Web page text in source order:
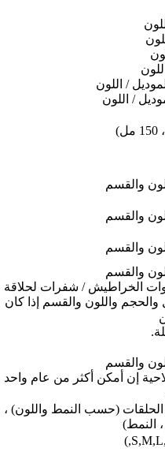
/ اللون
/ اللون
والقسم
والقسم
والقسم
والقسم
الخراطيش / شفرات لحلاقة
واللون والقسم إذا كان
والقسم
إن أمكن أكثر من عام واحد
الحلقات (حسب النمط واللون) ،
النمط)